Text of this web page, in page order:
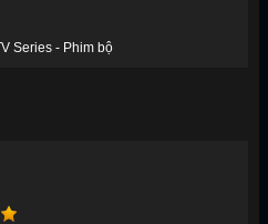
Series - Phim bộ